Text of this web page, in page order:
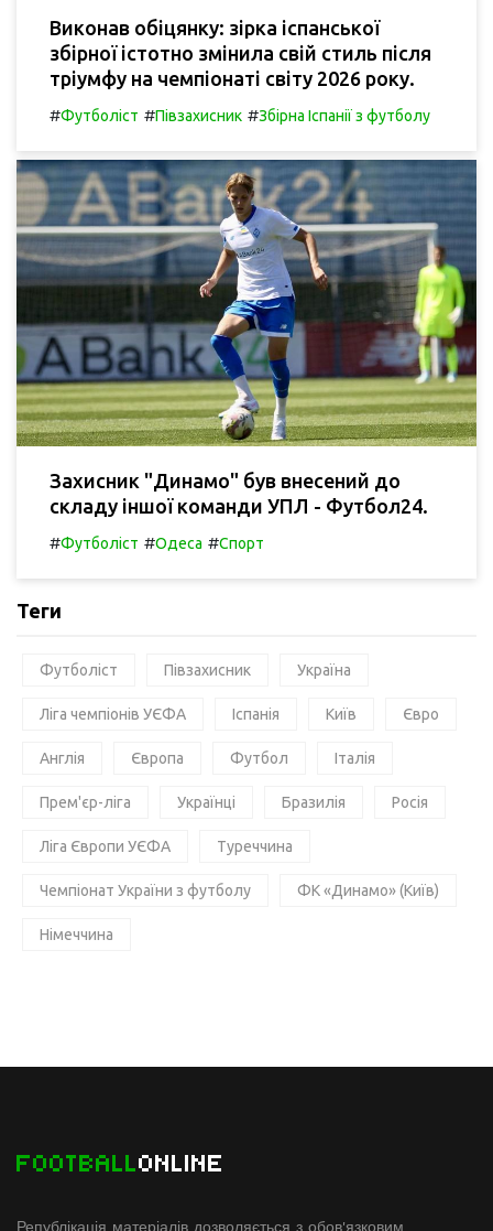
Виконав обіцянку: зірка іспанської
збірної істотно змінила свій стиль після
тріумфу на чемпіонаті світу 2026 року.
#Футболіст #Півзахисник #Збірна Іспанії з футболу
Захисник "Динамо" був внесений до
складу іншої команди УПЛ - Футбол24.
#Футболіст #Одеса #Спорт
Теги
Футболіст Півзахисник Україна
Ліга чемпіонів УЄФА Іспанія Київ Євро
Англія Європа Футбол Італія
Прем'єр-ліга Українці Бразилія Росія
Ліга Європи УЄФА Туреччина
Чемпіонат України з футболу ФК «Динамо» (Київ)
Німеччина
FOOTBALLONLINE
Републікація матеріалів дозволяється з обов'язковим